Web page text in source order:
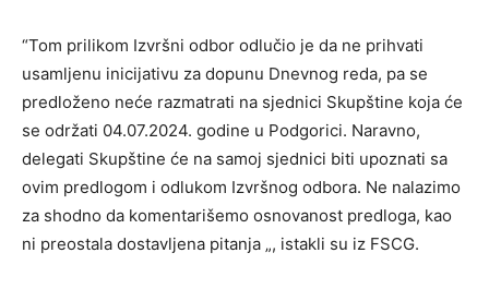
“Tom prilikom Izvršni odbor odlučio je da ne prihvati
usamljenu inicijativu za dopunu Dnevnog reda, pa se
predloženo neće razmatrati na sjednici Skupštine koja će
se održati 04.07.2024. godine u Podgorici. Naravno,
delegati Skupštine će na samoj sjednici biti upoznati sa
ovim predlogom i odlukom Izvršnog odbora. Ne nalazimo
za shodno da komentarišemo osnovanost predloga, kao
ni preostala dostavljena pitanja „, istakli su iz FSCG.